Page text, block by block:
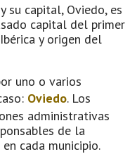
su capital, Oviedo, es
capital del primer
y origen del
uno o varios
Oviedo. Los
administrativas
de la
cada municipio.